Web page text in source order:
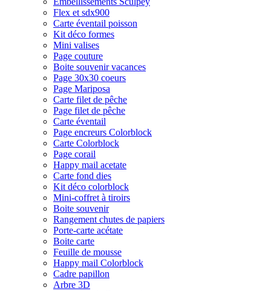
Flex et sdx900
Carte éventail poisson
Kit déco formes
Mini valises
Page couture
Boite souvenir vacances
Page 30x30 coeurs
Page Mariposa
Carte filet de pêche
Page filet de pêche
Carte éventail
Page encreurs Colorblock
Carte Colorblock
Page corail
Happy mail acetate
Carte fond dies
Kit déco colorblock
Mini-coffret à tiroirs
Boite souvenir
Rangement chutes de papiers
Porte-carte acétate
Boite carte
Feuille de mousse
Happy mail Colorblock
Cadre papillon
Arbre 3D